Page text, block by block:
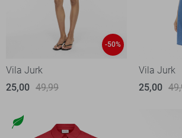
-50%
Vila Jurk
25,00 49,99
Vila Jurk
25,00